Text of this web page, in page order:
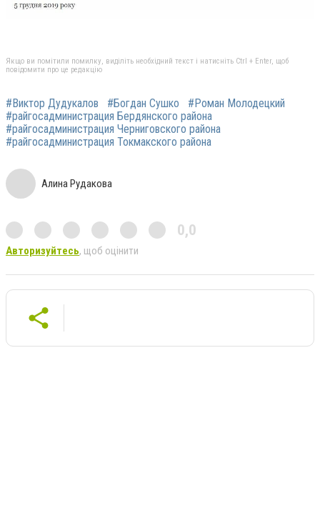
Якщо ви помітили помилку, виділіть необхідний текст і натисніть Ctrl + Enter, щоб
повідомити про це редакцію
#Виктор Дудукалов #Богдан Сушко
#Роман Молодецкий
#райгосадминистрация Бердянского района
#райгосадминистрация Черниговского района
#райгосадминистрация Токмакского района
Алина Рудакова
0,0
Авторизуйтесь, щоб оцінити